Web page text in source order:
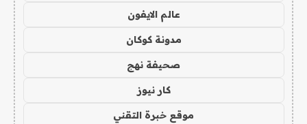
عالم الايفون
مدونة كوكان
صحيفة نهج
كار نيوز
موقع خبرة التقني